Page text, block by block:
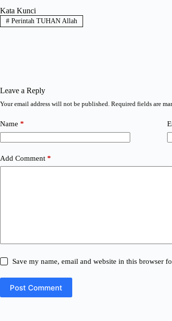
Kata Kunci
#Perintah TUHAN Allah
Leave a Reply
Your email address will not be published. Required fields are
Name *
Add Comment *
Save my name, email and website in this browser
Post Comment